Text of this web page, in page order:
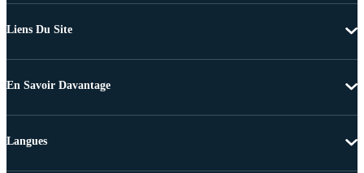
Liens Du Site
En Savoir Davantage
Langues